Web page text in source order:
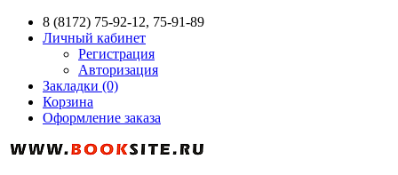
8 (8172) 75-92-12, 75-91-89
Личный кабинет
Регистрация
Авторизация
Закладки (0)
Корзина
Оформление заказа